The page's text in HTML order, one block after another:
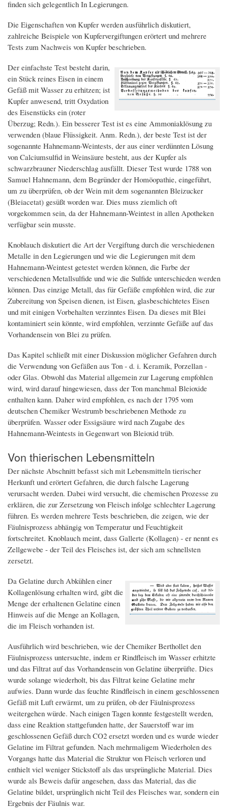
finden sich gelegentlich In Legierungen.
Die Eigenschaften von Kupfer werden ausführlich diskutiert,
zahlreiche Beispiele von Kupfervergiftungen erörtert und mehrere
Tests zum Nachweis von Kupfer beschrieben.
Der einfachste Test besteht darin,
ein Stück reines Eisen in einem
Gefäß mit Wasser zu erhitzen; ist
Kupfer anwesend, tritt Oxydation
des Eisenstücks ein (roter
Überzug; Redn.). Ein besserer Test ist es eine Ammoniaklösung zu
verwenden (blaue Flüssigkeit. Anm. Redn.), der beste Test ist der
sogenannte Hahnemann-Weintests, der aus einer verdünnten Lösung
von Calciumsulfid in Weinsäure besteht, aus der Kupfer als
schwarzbrauner Niederschlag ausfällt. Dieser Test wurde 1788 von
Samuel Hahnemann, dem Begründer der Homöopathie, eingeführt,
um zu überprüfen, ob der Wein mit dem sogenannten Bleizucker
(Bleiacetat) gesüßt worden war. Dies muss ziemlich oft
vorgekommen sein, da der Hahnemann-Weintest in allen Apotheken
verfügbar sein musste.
Knoblauch diskutiert die Art der Vergiftung durch die verschiedenen
Metalle in den Legierungen und wie die Legierungen mit dem
Hahnemann-Weintest getestet werden können, die Farbe der
verschiedenen Metallsulfide und wie die Sulfide unterschieden werden
können. Das einzige Metall, das für Gefäße empfohlen wird, die zur
Zubereitung von Speisen dienen, ist Eisen, glasbeschichtetes Eisen
und mit einigen Vorbehalten verzinntes Eisen. Da dieses mit Blei
kontaminiert sein könnte, wird empfohlen, verzinnte Gefäße auf das
Vorhandensein von Blei zu prüfen.
Das Kapitel schließt mit einer Diskussion möglicher Gefahren durch
die Verwendung von Gefäßen aus Ton - d. i. Keramik, Porzellan -
oder Glas. Obwohl das Material allgemein zur Lagerung empfohlen
wird, wird darauf hingewiesen, dass der Ton manchmal Bleioxide
enthalten kann. Daher wird empfohlen, es nach der 1795 vom
deutschen Chemiker Westrumb beschriebenen Methode zu
überprüfen. Wasser oder Essigsäure wird nach Zugabe des
Hahnemann-Weintests in Gegenwart von Bleioxid trüb.
Von thierischen Lebensmitteln
Der nächste Abschnitt befasst sich mit Lebensmitteln tierischer
Herkunft und erörtert Gefahren, die durch falsche Lagerung
verursacht werden. Dabei wird versucht, die chemischen Prozesse zu
erklären, die zur Zersetzung von Fleisch infolge schlechter Lagerung
führen. Es werden mehrere Tests beschrieben, die zeigen, wie der
Fäulnisprozess abhängig von Temperatur und Feuchtigkeit
fortschreitet. Knoblauch meint, dass Gallerte (Kollagen) - er nennt es
Zellgewebe - der Teil des Fleisches ist, der sich am schnellsten
zersetzt.
Da Gelatine durch Abkühlen einer
Kollagenlösung erhalten wird, gibt die
Menge der erhaltenen Gelatine einen
Hinweis auf die Menge an Kollagen,
die im Fleisch vorhanden ist.
Ausführlich wird beschrieben, wie der Chemiker Berthollet den
Fäulnisprozess untersuchte, indem er Rindfleisch im Wasser erhitzte
und das Filtrat auf das Vorhandensein von Gelatine überprüfte. Dies
wurde solange wiederholt, bis das Filtrat keine Gelatine mehr
aufwies. Dann wurde das feuchte Rindfleisch in einem geschlossenen
Gefäß mit Luft erwärmt, um zu prüfen, ob der Fäulnisprozess
weitergehen würde. Nach einigen Tagen konnte festgestellt werden,
dass eine Reaktion stattgefunden hatte, der Sauerstoff war im
geschlossenen Gefäß durch CO2 ersetzt worden und es wurde wieder
Gelatine im Filtrat gefunden. Nach mehrmaligem Wiederholen des
Vorgangs hatte das Material die Struktur von Fleisch verloren und
enthielt viel weniger Stickstoff als das ursprüngliche Material. Dies
wurde als Beweis dafür angesehen, dass das Material, das die
Gelatine bildet, ursprünglich nicht Teil des Fleisches war, sondern ein
Ergebnis der Fäulnis war.